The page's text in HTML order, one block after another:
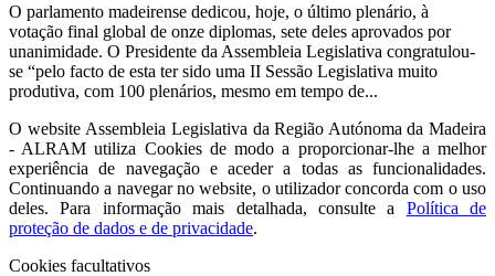
O parlamento madeirense dedicou, hoje, o último plenário, à
votação final global de onze diplomas, sete deles aprovados por
unanimidade. O Presidente da Assembleia Legislativa congratulou-
se “pelo facto de esta ter sido uma II Sessão Legislativa muito
produtiva, com 100 plenários, mesmo em tempo de...
O website Assembleia Legislativa da Região Autónoma da Madeira
- ALRAM utiliza Cookies de modo a proporcionar-lhe a melhor
experiência de navegação e aceder a todas as funcionalidades.
Continuando a navegar no website, o utilizador concorda com o uso
deles. Para informação mais detalhada, consulte a
Política de
proteção de dados e de privacidade.
Cookies facultativos